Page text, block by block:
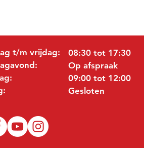
t/m vrijdag:
08:30 tot 17:30
Op afspraak
09:00 tot 12:00
Gesloten